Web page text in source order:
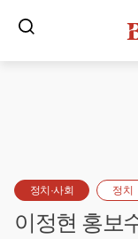
정치·사회 정치
이정현 홍보